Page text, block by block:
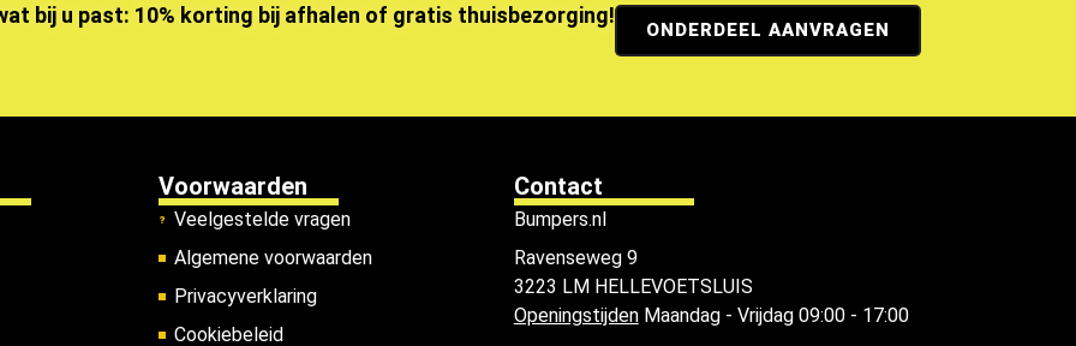
bij u past: 10% korting bij afhalen of gratis thuisbezorging!
ONDERDEEL AANVRAGEN
Voorwaarden
Veelgestelde vragen
Algemene voorwaarden
Privacyverklaring
Cookiebeleid
Contact
Bumpers.nl
Ravenseweg 9
3223 LM HELLEVOETSLUIS
OpeningstijdenMaandag - Vrijdag 09:00 - 17:00